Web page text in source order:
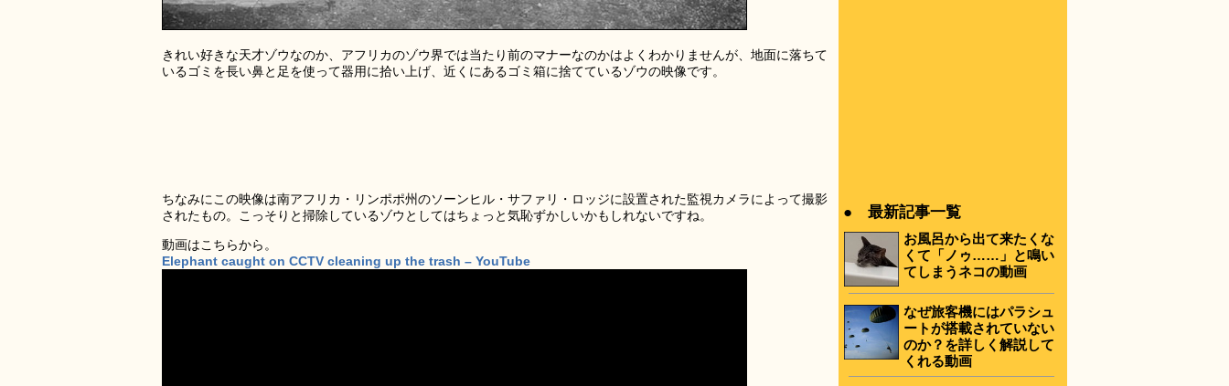
きれい好きな天才ゾウなのか、アフリカのゾウ界では当たり前のマナーなのかはよくわかりませんが、地面に落ちて
いるゴミを長い鼻と足を使って器用に拾い上げ、近くにあるゴミ箱に捨てているゾウの映像です。
ちなみにこの映像は南アフリカ・リンポポ州のソーンヒル・サファリ・ロッジに設置された監視カメラによって撮影
されたもの。こっそりと掃除しているゾウとしてはちょっと気恥ずかしいかもしれないですね。
動画はこちらから。
Elephant caught on CCTV cleaning up the trash – YouTube
● 最新記事一覧
お風呂から出て来たくな
くて「ノゥ……」と鳴い
てしまうネコの動画
なぜ旅客機にはパラシュ
ートが搭載されていない
のか？を詳しく解説して
くれる動画